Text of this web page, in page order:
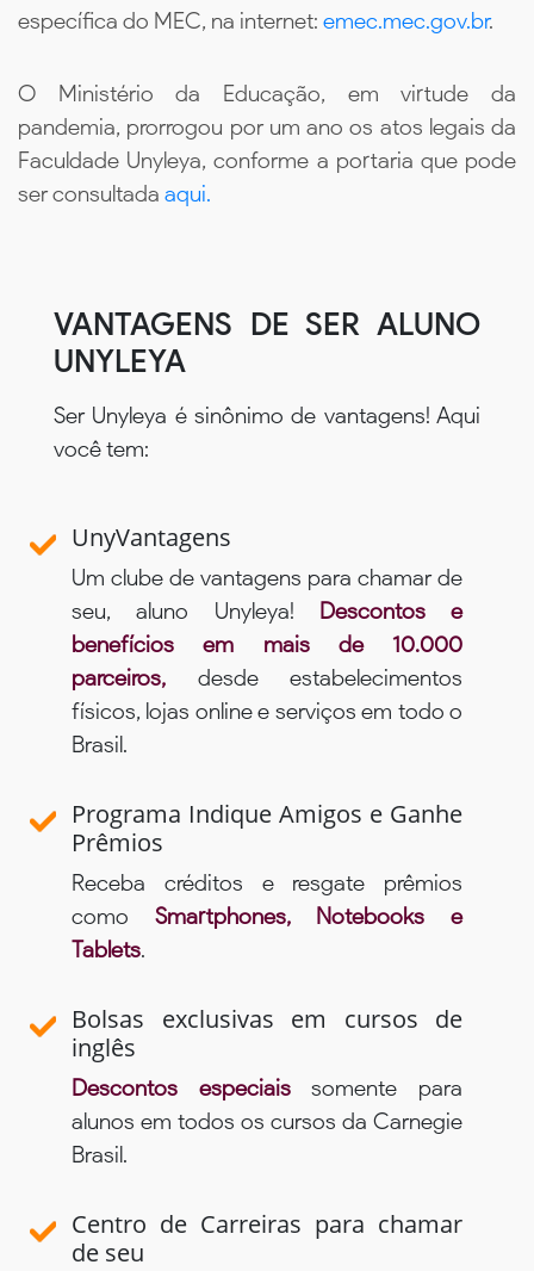
específica do MEC, na internet: emec.mec.gov.br.
O Ministério da Educação, em virtude da
pandemia, prorrogou por um ano os atos legais da
Faculdade Unyleya, conforme a portaria que pode
ser consultada aqui.
VANTAGENS DE SER ALUNO
UNYLEYA
Ser Unyleya é sinônimo de vantagens! Aqui
você tem:
UnyVantagens
Um clube de vantagens para chamar de
seu, aluno Unyleya! Descontos e
benefícios em mais de 10.000
parceiros, desde estabelecimentos
físicos, lojas online e serviços em todo o
Brasil.
Programa Indique Amigos e Ganhe
Prêmios
Receba créditos e resgate prêmios
como Smartphones, Notebooks e
Tablets.
Bolsas exclusivas em cursos de
inglês
Descontos especiaissomente para
alunos em todos os cursos da Carnegie
Brasil.
Centro de Carreiras para chamar
de seu